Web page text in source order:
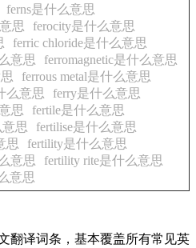
ferns是什么意思
思
ferocity是什么意思
ferric chloride是什么意思
意思
ferromagnetic是什么意思
ferrous metal是什么意思
么意思
ferry是什么意思
思
fertile是什么意思
思
fertilise是什么意思
思
fertility是什么意思
意思
fertility rite是什么意思
意思
翻译词条，基本覆盖所有常见英